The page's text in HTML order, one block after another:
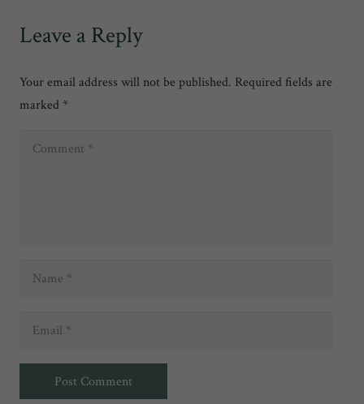
Leave a Reply
Your email address will not be published. Required fields are
marked *
Post Comment